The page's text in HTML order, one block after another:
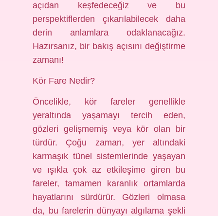
açıdan keşfedeceğiz ve bu
perspektiflerden çıkarılabilecek daha
derin anlamlara odaklanacağız.
Hazırsanız, bir bakış açısını değiştirme
zamanı!
Kör Fare Nedir?
Öncelikle, kör fareler genellikle
yeraltında yaşamayı tercih eden,
gözleri gelişmemiş veya kör olan bir
türdür. Çoğu zaman, yer altındaki
karmaşık tünel sistemlerinde yaşayan
ve ışıkla çok az etkileşime giren bu
fareler, tamamen karanlık ortamlarda
hayatlarını sürdürür. Gözleri olmasa
da, bu farelerin dünyayı algılama şekli